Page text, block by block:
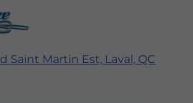
Saint Martin Est, Laval, QC